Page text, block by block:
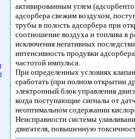
активированным углем
адсорбера свежим воздухом,
трубы в полость адсорбера при
соотношение воздуха и топлива в
исключения негативных
интенсивность продувки
частотой импульса.
При определенных условиях
сработать (при полном открытии
электронный блок управления
когда поступающие сигналы от
неоптимальном содержании
Неисправности системы
двигателя, повышенную